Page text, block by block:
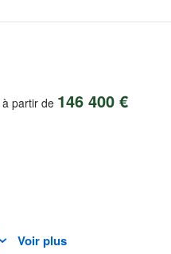
à partir de 146 400 €
Voir plus